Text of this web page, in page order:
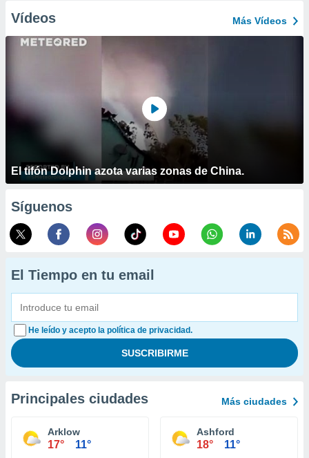
Vídeos Más Vídeos
El tifón Dolphin azota varias zonas de China.
Síguenos
El Tiempo en tu email
He leído y acepto la política de privacidad.
Principales ciudades Más ciudades
Arklow
17° 11°
Ashford
18° 11°